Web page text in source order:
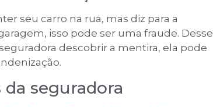
seu carro na rua, mas diz para a
isso pode ser uma fraude. Desse
descobrir a mentira, ela pode
seguradora